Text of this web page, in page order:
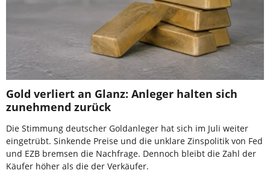
Gold verliert an Glanz: Anleger halten sich
zunehmend zurück
Die Stimmung deutscher Goldanleger hat sich im Juli weiter
eingetrübt. Sinkende Preise und die unklare Zinspolitik von Fed
und EZB bremsen die Nachfrage. Dennoch bleibt die Zahl der
Käufer höher als die der Verkäufer.